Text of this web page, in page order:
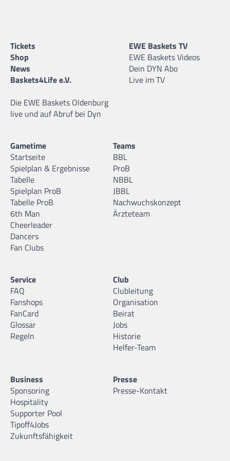
Tickets
Shop
News
Baskets4Life e.V.
Die EWE Baskets Oldenburg
live und auf Abruf bei Dyn
EWE Baskets TV
EWE Baskets Videos
Dein DYN Abo
Live im TV
Gametime
Startseite
Spielplan & Ergebnisse
Tabelle
Spielplan ProB
Tabelle ProB
6th Man
Cheerleader
Dancers
Fan Clubs
Teams
BBL
ProB
NBBL
JBBL
Nachwuchskonzept
Ärzteteam
Service
FAQ
Fanshops
FanCard
Glossar
Regeln
Club
Clubleitung
Organisation
Beirat
Jobs
Historie
Helfer-Team
Business
Sponsoring
Hospitality
Supporter Pool
Tipoff4Jobs
Zukunftsfähigkeit
Presse
Presse-Kontakt